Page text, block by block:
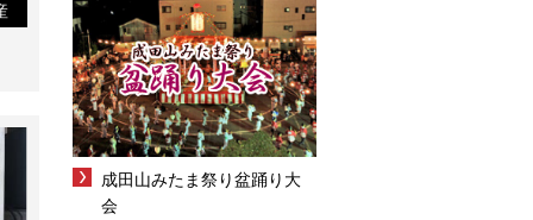
成田山みたま祭り盆踊り大
会